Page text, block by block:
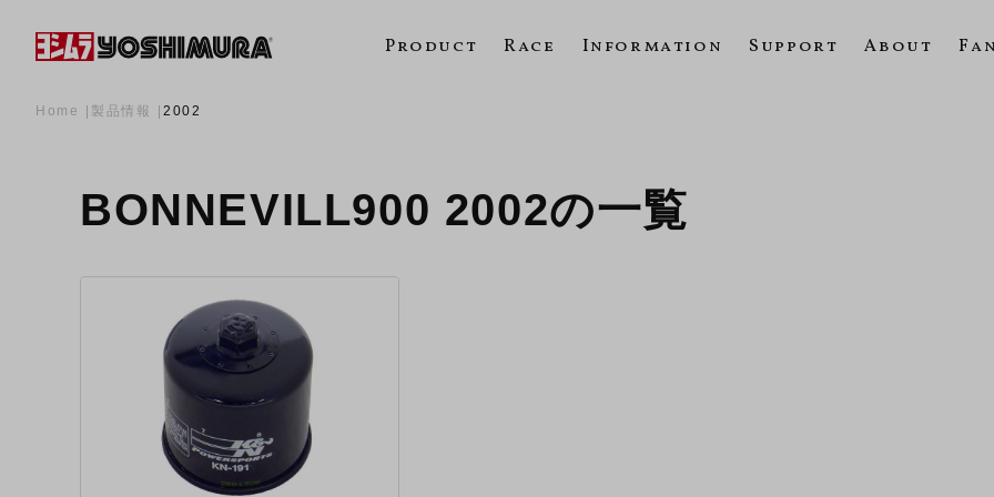
Product Race Information Support About
Home 製品情報 2002
BONNEVILL900 2002の一覧